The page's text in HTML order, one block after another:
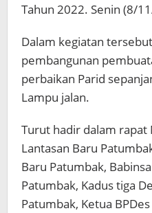
Tahun 2022. Senin (8/
Dalam kegiatan
pembangunan
perbaikan Parid
Lampu jalan.
Turut hadir dalam rapat
Lantasan Baru
Baru Patumbak,
Patumbak, Kadus tiga
Patumbak, Ketua